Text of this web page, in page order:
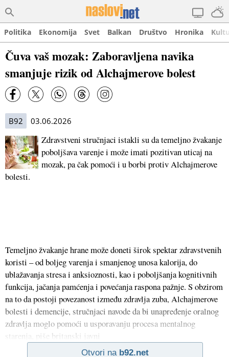
Politika Ekonomija Svet Balkan Društvo Hronika
Čuva vaš mozak: Zaboravljena navika
smanjuje rizik od Alchajmerove bolest
B92 03.06.2026
Zdravstveni stručnjaci istakli su da temeljno žvakanje
poboljšava varenje i može imati pozitivan uticaj na
mozak, pa čak pomoći i u borbi protiv Alchajmerove
bolesti.
Temeljno žvakanje hrane može doneti širok spektar zdravstvenih
koristi – od boljeg varenja i smanjenog unosa kalorija, do
ublažavanja stresa i anksioznosti, kao i poboljšanja kognitivnih
funkcija, jačanja pamćenja i povećanja raspona pažnje. S obzirom
na to da postoji povezanost između zdravlja zuba, Alchajmerove
bolesti i demencije, stručnjaci navode da bi unapređenje oralnog
zdravlja moglo pomoći u usporavanju procesa mentalnog
starenja, piše britanski javni
Otvori na b92.net